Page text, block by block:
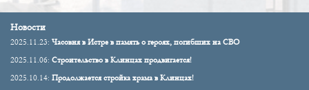
Новости
2025.11.23: Часовня в Истре в память о героях, погибших на СВО
2025.11.06: Строительство в Клинцах продвигается!
2025.10.14: Продолжается стройка храма в Клинцах!